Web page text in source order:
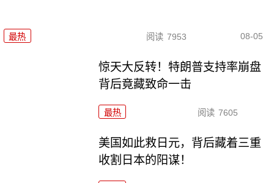
最热 阅读 7953 08-05
惊天大反转！特朗普支持率崩盘
背后竟藏致命一击
最热 阅读 7605
美国如此救日元，背后藏着三重
收割日本的阳谋！